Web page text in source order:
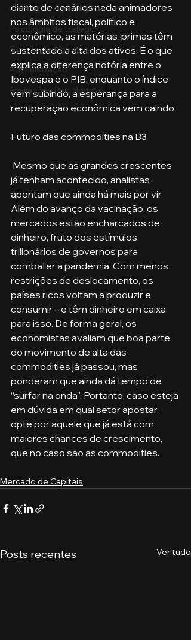
Holding no Agronegócio
Psicologia de tráfego
Gestão do Agronegócio
Administração
Avaliações Psicológicas
diante de cenários nada animadores
nos âmbitos fiscal, político e
econômico, as matérias-primas têm
sustentado a alta dos ativos. É o que
explica a diferença notória entre o
Ibovespa e o PIB, enquanto o índice
vem subindo, a esperança para a
recuperação econômica vem caindo.
Futuro das commodities na B3
já tenham acontecido, analistas
apontam que ainda há mais por vir.
Além do avanço da vacinação, os
mercados estão encharcados de
dinheiro, fruto dos estímulos
trilionários de governos para
combater a pandemia. Com menos
restrições de deslocamento, os
países ricos voltam a produzir e
consumir – e têm dinheiro em caixa
para isso. De forma geral, os
economistas avaliam que boa parte
do movimento de alta das
commodities já passou, mas
ponderam que ainda dá tempo de
“surfar na onda''. Portanto, caso esteja
em dúvida em qual setor apostar,
opte por aquele que já está com
maiores chances de crescimento,
que no caso são as commodities.
Mercado de Capitais
Posts recentes Ver tudo